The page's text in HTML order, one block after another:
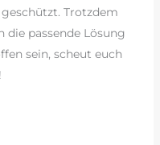
Trotzdem
passende Lösung
sein, scheut euch